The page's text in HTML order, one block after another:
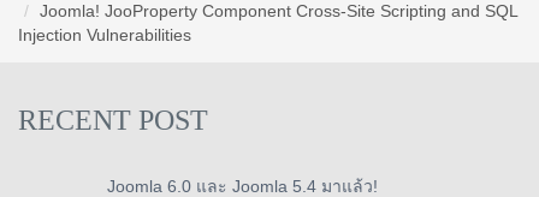
Joomla! JooProperty Component Cross-Site Scripting and SQL
Injection Vulnerabilities
RECENT POST
Joomla 6.0 และ Joomla 5.4 มาแล้ว!